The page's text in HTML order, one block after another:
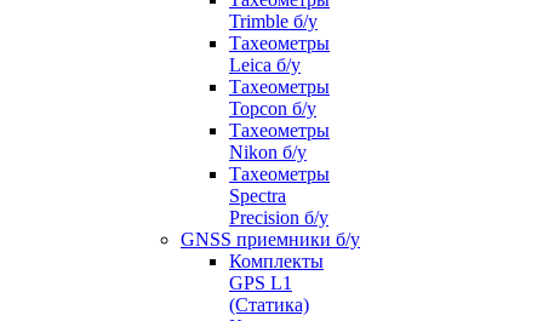
Trimble б/у
Тахеометры
Leica б/у
Тахеометры
Topcon б/у
Тахеометры
Nikon б/у
Тахеометры
Spectra
Precision б/у
GNSS приемники б/у
Комплекты
GPS L1
(Статика)